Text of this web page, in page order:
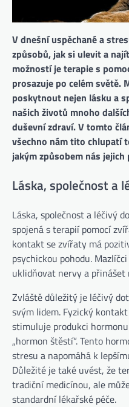
V dnešní uspěchané a
způsobů, jak si ulevit a
možností je terapie s
prosazuje po celém světě.
poskytnout nejen lásku a
našich životů mnoho
duševní zdraví. V tomto
všechno nám tito chlupatí
jakým způsobem nás
Láska, společnost a
Láska, společnost a léčivý
spojená s terapií pomocí
kontakt se zvířaty má
psychickou pohodu.
uklidňovat nervy a
Zvláště důležitý je léčivý
svým lidem. Fyzický
stimuluje produkci
„hormon štěstí“. Tento
stresu a napomáhá k
Důležité je také uvést, že
tradiční medicínou, ale
standardní lékařské péče.